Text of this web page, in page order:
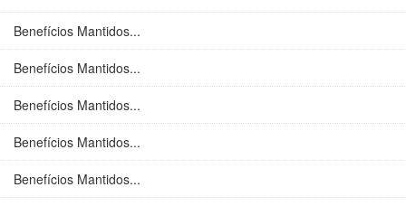
Benefícios Mantidos...
Benefícios Mantidos...
Benefícios Mantidos...
Benefícios Mantidos...
Benefícios Mantidos...